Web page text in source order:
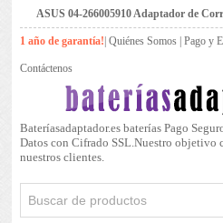
ASUS 04-266005910 Adaptador de
1 año de garantía! |Quiénes Somos |Pago y
Contáctenos
Bateríasadaptador.es baterías Pago
Datos con Cifrado SSL.Nuestro objetivo
nuestros clientes.